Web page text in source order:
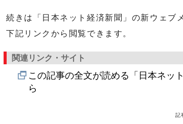
続きは「日本ネット経済新聞」の新ウェブ
下記リンクから閲覧できます。
関連リンク・サイト
この記事の全文が読める「日本ネッ
ら
記